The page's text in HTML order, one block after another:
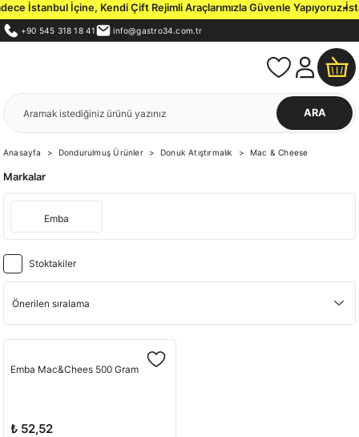
İstanbul İçine, Kendi Çift Rejimli Araçlarımızla Güvenle Yapıyoruz.
+90 545 318 18 41 info@gastro34.com.tr
ARA
Anasayfa Dondurulmuş Ürünler Donuk Atıştırmalık Mac & Cheese
Markalar
Emba
Stoktakiler
Emba Mac&Chees 500 Gram
₺ 52,52